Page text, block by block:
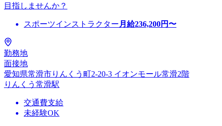
目指しませんか？
スポーツインストラクター 月給236,200円〜
勤務地
面接地
愛知県常滑市りんくう町2-20-3 イオンモール常滑2階
りんくう常滑駅
交通費支給
未経験OK